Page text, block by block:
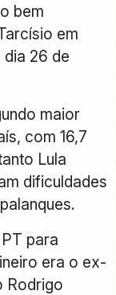
bem
em
26 de
maior
com 16,7
Lula
dificuldades
para
era o ex-
Rodrigo